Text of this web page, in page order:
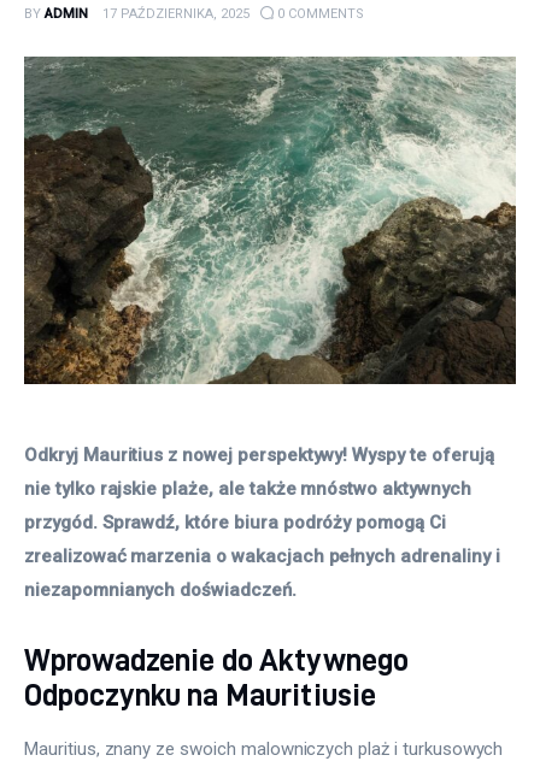
Kunchnia i kulinaria
Więcej
BY ADMIN 17 PAŹDZIERNIKA, 2025 0 COMMENTS
Odkryj Mauritius z nowej perspektywy! Wyspy te oferują
nie tylko rajskie plaże, ale także mnóstwo aktywnych
przygód. Sprawdź, które biura podróży pomogą Ci
zrealizować marzenia o wakacjach pełnych adrenaliny i
niezapomnianych doświadczeń.
Wprowadzenie do Aktywnego
Odpoczynku na Mauritiusie
Mauritius, znany ze swoich malowniczych plaż i turkusowych